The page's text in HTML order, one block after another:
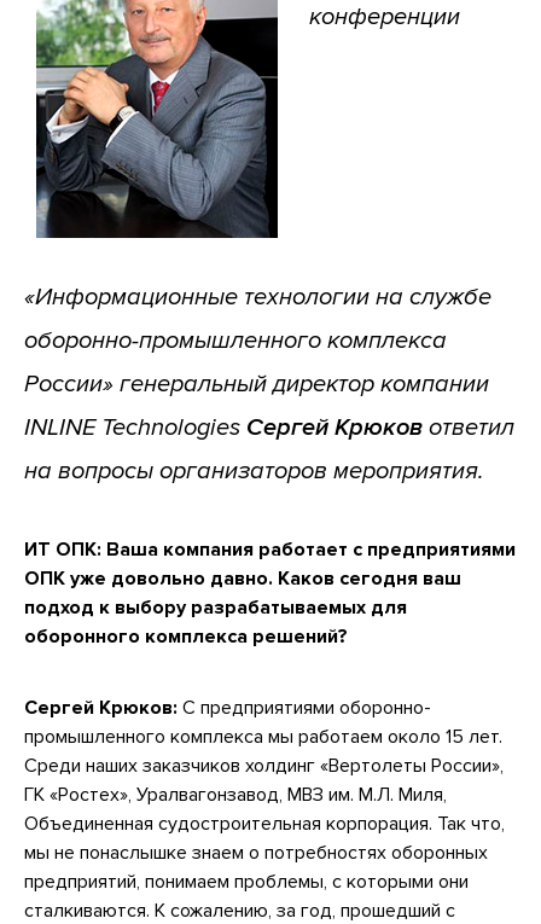
конференции
«Информационные технологии на службе
оборонно-промышленного комплекса
России» генеральный директор компании
INLINE Technologies Сергей Крюков ответил
на вопросы организаторов мероприятия.
ИТ ОПК: Ваша компания работает с предприятиями
ОПК уже довольно давно. Каков сегодня ваш
подход к выбору разрабатываемых для
оборонного комплекса решений?
Сергей Крюков: С предприятиями оборонно-
промышленного комплекса мы работаем около 15 лет.
Среди наших заказчиков холдинг «Вертолеты России»,
ГК «Ростех», Уралвагонзавод, МВЗ им. М.Л. Миля,
Объединенная судостроительная корпорация. Так что,
мы не понаслышке знаем о потребностях оборонных
предприятий, понимаем проблемы, с которыми они
сталкиваются. К сожалению, за год, прошедший с